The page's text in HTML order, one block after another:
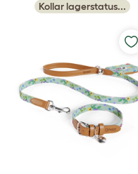
Kollar lagerstatus...